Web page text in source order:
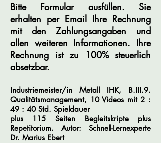
Bitte Formular ausfüllen. Sie
erhalten per Email Ihre Rechnung
mit den Zahlungsangaben und
allen weiteren Informationen. Ihre
Rechnung ist zu 100% steuerlich
absetzbar.
Industriemeister/in Metall IHK, B.III.9.
Qualitätsmanagement, 10 Videos mit 2 :
49 : 40 Std. Spieldauer
plus 115 Seiten Begleitskripte plus
Repetitorium. Autor: Schnell-Lernexperte
Dr. Marius Ebert